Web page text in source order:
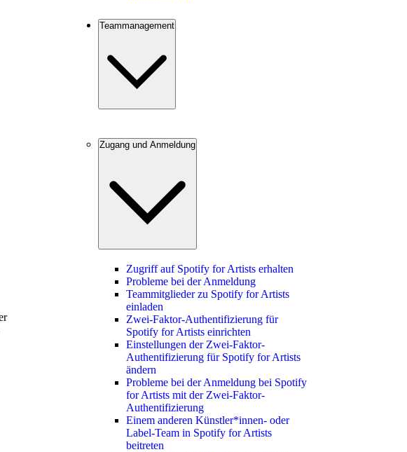
Teammanagement
Zugang und Anmeldung
Zugriff auf Spotify for Artists erhalten
Probleme bei der Anmeldung
Teammitglieder zu Spotify for Artists
einladen
Zwei-Faktor-Authentifizierung für
Spotify for Artists einrichten
Einstellungen der Zwei-Faktor-
Authentifizierung für Spotify for Artists
ändern
Probleme bei der Anmeldung bei Spotify
for Artists mit der Zwei-Faktor-
Authentifizierung
Einem anderen Künstler*innen- oder
Label-Team in Spotify for Artists
beitreten